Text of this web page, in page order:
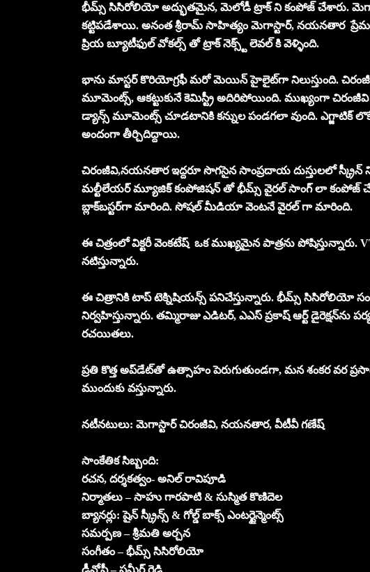
భీమ్స్ సిసిరోలియో అద్భుతమైన, మెలోడీ ట్రాక్ ని కంపోజ్ చేశారు.
కట్టిపడేశాయి. అనంత శ్రీరామ్ సాహిత్యం మెగాస్టార్, నయనతార ప్రేమ
ప్రియ బ్యూటీఫుల్ వోకల్స్ తో ట్రాక్‌ నెక్స్ట్ లెవల్ కి వెళ్ళింది.
భాను మాస్టర్ కొరియోగ్రఫీ మరో మెయిన్ హైలైట్‌గా నిలుస్తుంది.
మూమెంట్స్, ఆకట్టుకునే కెమిస్ట్రీ అదిరిపోయింది. ముఖ్యంగా
డ్యాన్స్ మూమెంట్స్ చూడటానికి కన్నుల పండగలా వుంది. ఎగ్జాటిక్
అందంగా తీర్చిదిద్దాయి.
చిరంజీవి,నయనతార ఇద్దరూ సొగసైన సాంప్రదాయ దుస్తులలో
మల్టీలేయర్ మ్యూజిక్ కంపోజిషన్ తో భీమ్స్ వైరల్ సాంగ్ లా కంపోజ్
బ్లాక్‌బస్టర్‌గా మారింది. సోషల్ మీడియా వెంటనే వైరల్ గా మారింది.
ఈ చిత్రంలో విక్టరీ వెంకటేష్ ఒక ముఖ్యమైన పాత్రను పోషిస్తున్నారు.
నటిస్తున్నారు.
ఈ చిత్రానికి టాప్ టెక్నిషియన్స్ పనిచేస్తున్నారు. భీమ్స్ సిసిరోలియో
నిర్వహిస్తున్నారు. తమ్మిరాజు ఎడిటర్, ఎఎస్ ప్రకాష్ ఆర్ట్ డైరెక్షన్‌ను
రచయితలు.
ప్రతి కొత్త అప్‌డేట్‌తో ఉత్సాహం పెరుగుతుండగా, మన శంకర వర ప్రసాద్
ముందుకు వస్తున్నారు.
నటీనటులు: మెగాస్టార్ చిరంజీవి, నయనతార, వీటీవీ గణేష్
సాంకేతిక సిబ్బంది:
రచన, దర్శకత్వం- అనిల్ రావిపూడి
నిర్మాతలు – సాహు గారపాటి & సుస్మిత కొణిదెల
బ్యానర్లు: షైన్ స్క్రీన్స్ & గోల్డ్ బాక్స్ ఎంటర్టైన్మెంట్స్
సమర్పణ – శ్రీమతి అర్చన
సంగీతం – భీమ్స్ సిసిరోలియో
డీవోపీ – సమీర్ రెడ్డి